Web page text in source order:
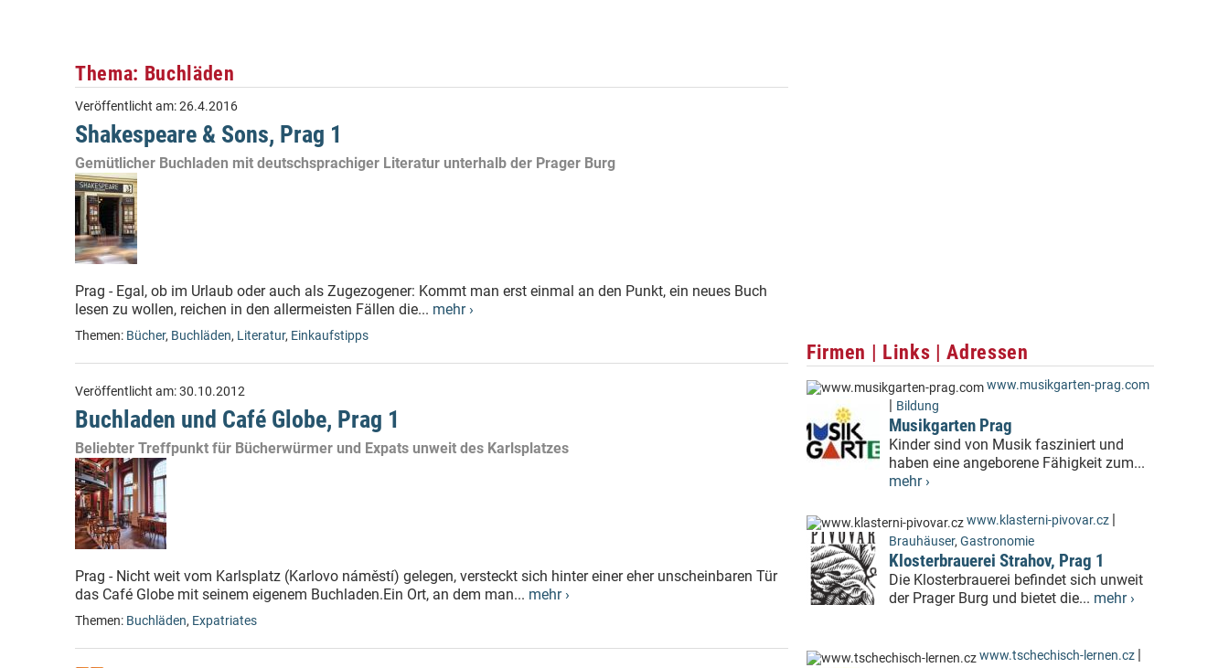
Thema: Buchläden
Veröffentlicht am:26.4.2016
Shakespeare & Sons, Prag 1
Gemütlicher Buchladen mit deutschsprachiger Literatur unterhalb der Prager Burg
Prag - Egal, ob im Urlaub oder auch als Zugezogener: Kommt man erst einmal an den Punkt, ein neues Buch
lesen zu wollen, reichen in den allermeisten Fällen die... mehr ›
Themen: Bücher, Buchläden, Literatur, Einkaufstipps
Veröffentlicht am:30.10.2012
Buchladen und Café Globe, Prag 1
Beliebter Treffpunkt für Bücherwürmer und Expats unweit des Karlsplatzes
Prag - Nicht weit vom Karlsplatz (Karlovo náměstí) gelegen, versteckt sich hinter einer eher unscheinbaren Tür
das Café Globe mit seinem eigenem Buchladen.Ein Ort, an dem man... mehr ›
Themen: Buchläden, Expatriates
Firmen | Links | Adressen
www.musikgarten-prag.com
| Bildung
Musikgarten Prag
Kinder sind von Musik fasziniert und
haben eine angeborene Fähigkeit zum...
mehr ›
www.klasterni-pivovar.cz |
Brauhäuser, Gastronomie
Klosterbrauerei Strahov, Prag 1
Die Klosterbrauerei befindet sich unweit
der Prager Burg und bietet die... mehr ›
www.tschechisch-lernen.cz |